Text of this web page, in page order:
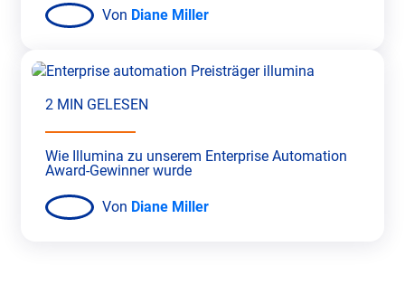
Von Diane Miller
2 MIN GELESEN
Wie Illumina zu unserem Enterprise Automation
Award-Gewinner wurde
Von Diane Miller